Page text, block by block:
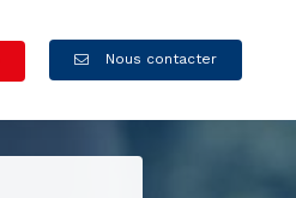
Nous contacter